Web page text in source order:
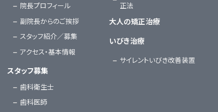
院長プロフィール
副院長からのご挨拶
スタッフ紹介／募集
アクセス・基本情報
スタッフ募集
歯科衛生士
歯科医師
正法
大人の矯正治療
いびき治療
サイレントいびき改善装置